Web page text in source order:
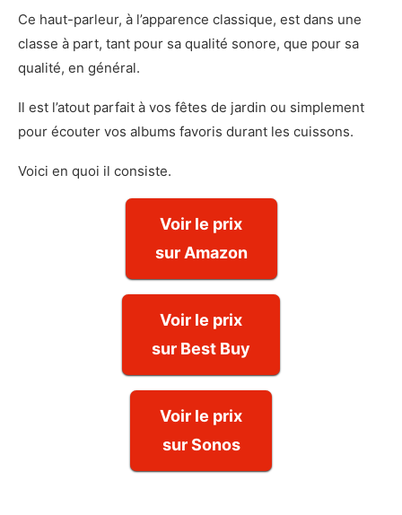
Ce haut-parleur, à l’apparence classique, est dans une
classe à part, tant pour sa qualité sonore, que pour sa
qualité, en général.
Il est l’atout parfait à vos fêtes de jardin ou simplement
pour écouter vos albums favoris durant les cuissons.
Voici en quoi il consiste.
Voir le prix
sur Amazon
Voir le prix
sur Best Buy
Voir le prix
sur Sonos